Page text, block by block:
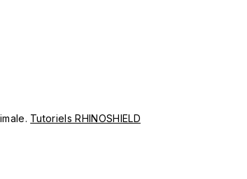
Tutoriels RHINOSHIELD